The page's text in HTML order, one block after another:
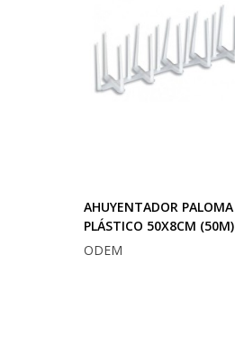
AHUYENTADOR PALOMA
PLÁSTICO 50X8CM (50M)
ODEM